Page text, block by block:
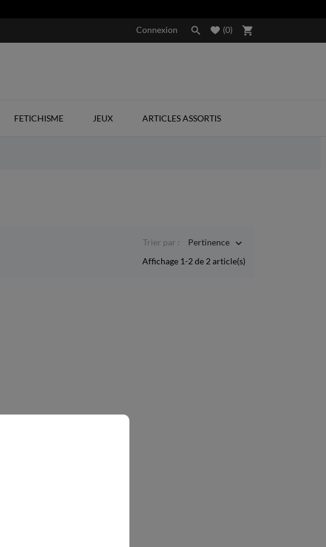
Connexion  (0) shopping_cart
FETICHISME JEUX ARTICLES ASSORTIS
Trier par : Pertinence 
Affichage 1-2 de 2 article(s)